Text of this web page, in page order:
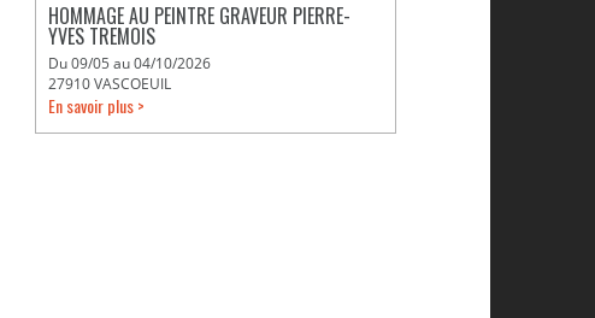
HOMMAGE AU PEINTRE GRAVEUR PIERRE-
YVES TREMOIS
Du 09/05 au 04/10/2026
27910 VASCOEUIL
En savoir plus >